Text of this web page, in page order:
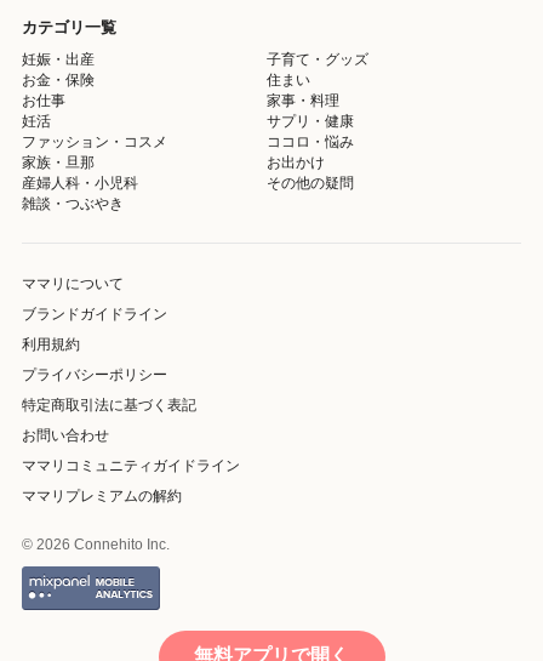
カテゴリ一覧
妊娠・出産
子育て・グッズ
お金・保険
住まい
お仕事
家事・料理
妊活
サプリ・健康
ファッション・コスメ
ココロ・悩み
家族・旦那
お出かけ
産婦人科・小児科
その他の疑問
雑談・つぶやき
ママリについて
ブランドガイドライン
利用規約
プライバシーポリシー
特定商取引法に基づく表記
お問い合わせ
ママリコミュニティガイドライン
ママリプレミアムの解約
© 2026 Connehito Inc.
無料アプリで開く